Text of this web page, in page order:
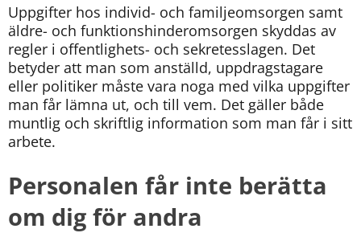
Uppgifter hos individ- och familjeomsorgen samt
äldre- och funktionshinderomsorgen skyddas av
regler i offentlighets- och sekretesslagen. Det
betyder att man som anställd, uppdragstagare
eller politiker måste vara noga med vilka uppgifter
man får lämna ut, och till vem. Det gäller både
muntlig och skriftlig information som man får i sitt
arbete.
Personalen får inte berätta
om dig för andra
vi
göra
informationen
bättre
för
dig?
Webbadress
till
sidan
meddelandet.